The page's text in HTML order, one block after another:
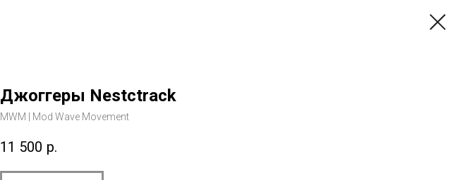
Джоггеры Nestctrack
MWM | Mod Wave Movement
11 500 р.